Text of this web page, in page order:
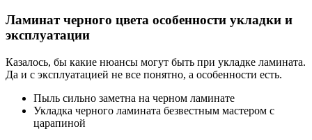
Ламинат черного цвета особенности укладки и
эксплуатации
Казалось, бы какие нюансы могут быть при укладке ламината.
Да и с эксплуатацией не все понятно, а особенности есть.
Пыль сильно заметна на черном ламинате
Укладка черного ламината безвестным мастером с
царапиной